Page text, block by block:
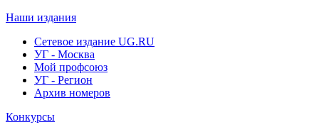
Наши издания
Сетевое издание UG.RU
УГ - Москва
Мой профсоюз
УГ - Регион
Архив номеров
Конкурсы